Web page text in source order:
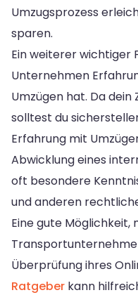
Umzugsprozess
sparen.
Ein weiterer wichtiger
Unternehmen
Umzügen hat. Da dein
solltest du
Erfahrung mit
Abwicklung eines
oft besondere
und anderen
Eine gute Möglichkeit,
Überprüfung ihres
Ratgeber kann